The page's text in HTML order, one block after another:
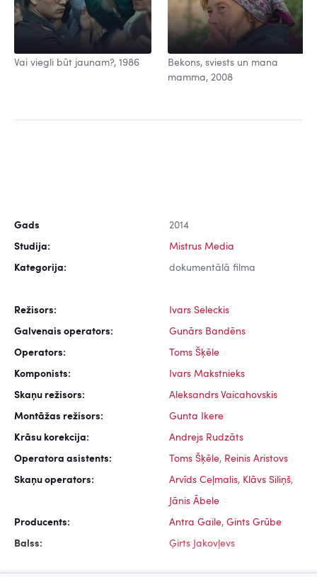
Vai viegli būt jaunam?, 1986
Bekons, sviests un mana
mamma, 2008
Gads 2014
Studija: Mistrus Media
Kategorija: dokumentālā filma
Režisors: Ivars Seleckis
Galvenais operators: Gunārs Bandēns
Operators: Toms Šķēle
Komponists: Ivars Makstnieks
Skaņu režisors: Aleksandrs Vaicahovskis
Montāžas režisors: Gunta Ikere
Krāsu korekcija: Andrejs Rudzāts
Operatora asistents: Toms Šķēle, Reinis Aristovs
Skaņu operators: Arvīds Ceļmalis, Klāvs Siliņš,
Jānis Ābele
Producents: Antra Gaile, Gints Grūbe
Balss: Ģirts Jakovļevs